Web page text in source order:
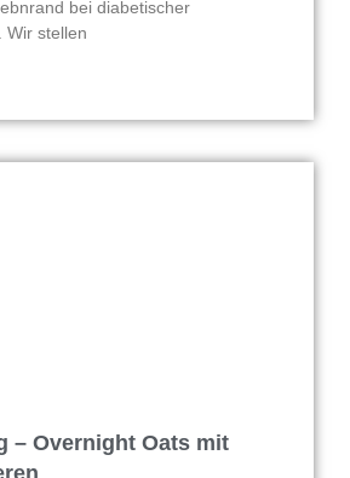
bei diabetischer
Wir stellen
– Overnight Oats mit